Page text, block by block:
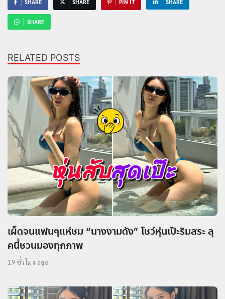
SHARE SHARE PIN IT SHARE
SHARE
RELATED POSTS
เผ็ดจนแฟนๆแห่ชม “นางงามดัง” โชว์หุ่นเป๊ะริมสระ ลุ
คนี้ชวนมองทุกภาพ
19 ชั่วโมง ago